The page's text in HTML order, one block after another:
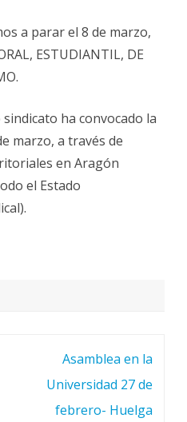
a parar el 8 de marzo,
ESTUDIANTIL, DE
ha convocado la
marzo, a través de
en Aragón
el Estado
Asamblea en la
Universidad 27 de
febrero- Huelga